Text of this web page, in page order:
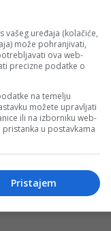
vašeg uređaja (kolačiće,
može pohranjivati,
ova web-
precizne podatke o
na temelju
možete upravljati
ili na izborniku web-
u postavkama
Pristajem